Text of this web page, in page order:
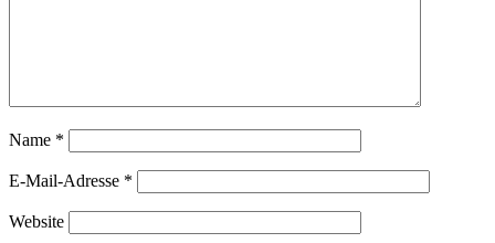
Name *
E-Mail-Adresse *
Website